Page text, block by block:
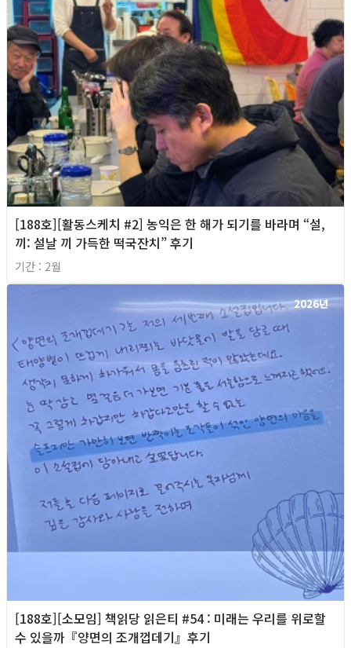
[188호][활동스케치 #2] 농익은 한 해가 되기를 바라며 “설,
끼: 설날 끼 가득한 떡국잔치” 후기
기간 : 2월
2026년
[188호][소모임] 책읽당 읽은티 #54 : 미래는 우리를 위로할
수 있을까『양면의 조개껍데기』후기